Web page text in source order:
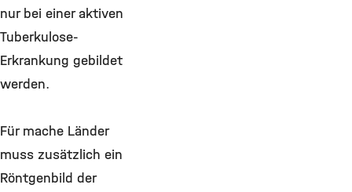
nur bei einer aktiven
Tuberkulose-
Erkrankung gebildet
werden.
Für mache Länder
muss zusätzlich ein
Röntgenbild der